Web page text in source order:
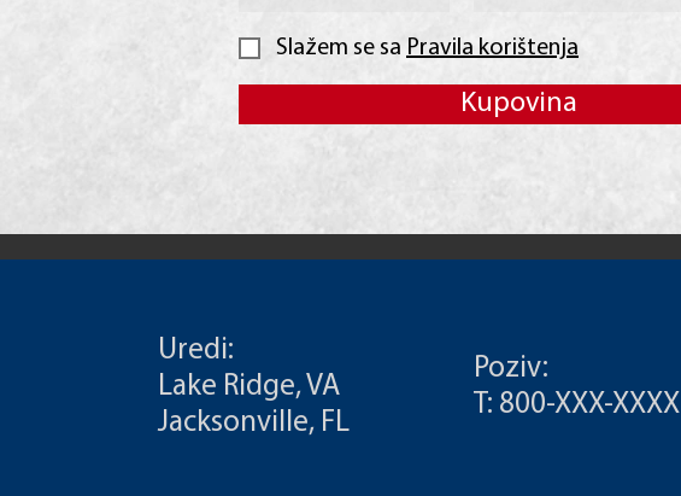
Slažem se sa Pravila korištenja
Kupovina
Uredi:
Lake Ridge, VA
Jacksonville, FL
Poziv:
T: 800-XXX-XXXX